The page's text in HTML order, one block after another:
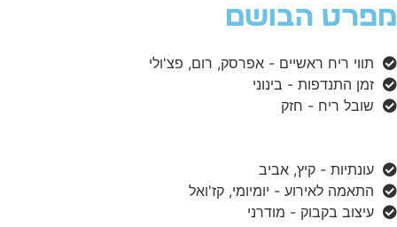
הבושם
תווי ריח ראשיים - אפרסק, רום, פצ'ולי
זמן התנדפות - בינוני
שובל ריח - חזק
עונתיות - קיץ, אביב
התאמה לאירוע - יומיומי, קז'ואל
עיצוב בקבוק - מודרני